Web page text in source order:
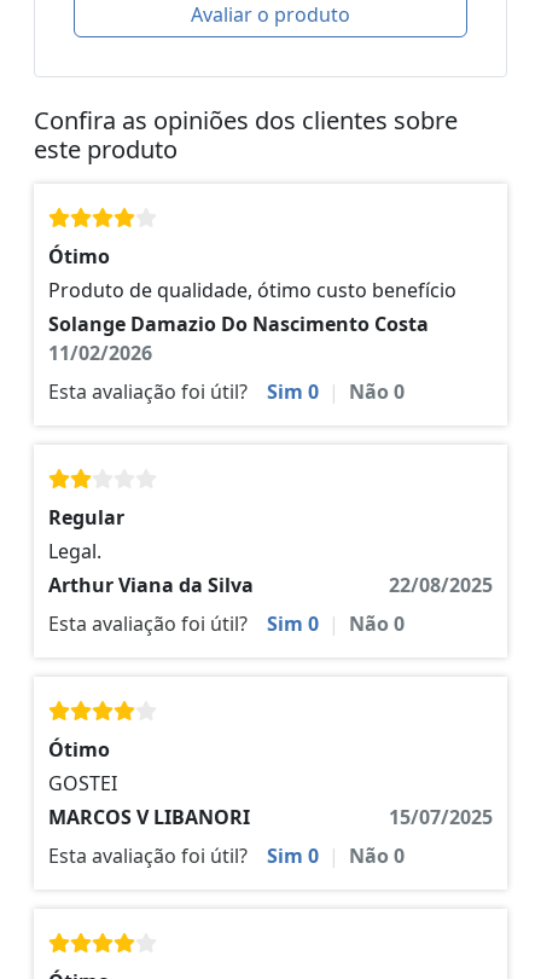
Avaliar o produto
Confira as opiniões dos clientes sobre
este produto
Ótimo
Produto de qualidade, ótimo custo benefício
Solange Damazio Do Nascimento Costa
11/02/2026
Esta avaliação foi útil?
Sim 0 | Não0
Regular
Legal.
Arthur Viana da Silva
22/08/2025
Esta avaliação foi útil?
Sim 0 | Não0
Ótimo
GOSTEI
MARCOS V LIBANORI
15/07/2025
Esta avaliação foi útil?
Sim 0 | Não0